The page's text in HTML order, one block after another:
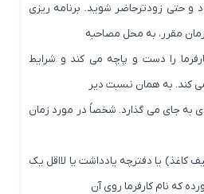
زودترحاضر شوید. برنامه ریزی
را دست و پاچه می کند و شرایط
به همان نسبت دیر
می گذارد. شخصاً در مورد زمان
یا دفترچه یادداشت یا لااقل یک
نام کارفرما روی آن